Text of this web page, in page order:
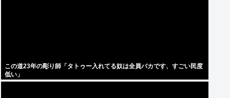
この道23年の彫り師「タトゥー入れてる奴は全員バカです、すごい民度
低い」